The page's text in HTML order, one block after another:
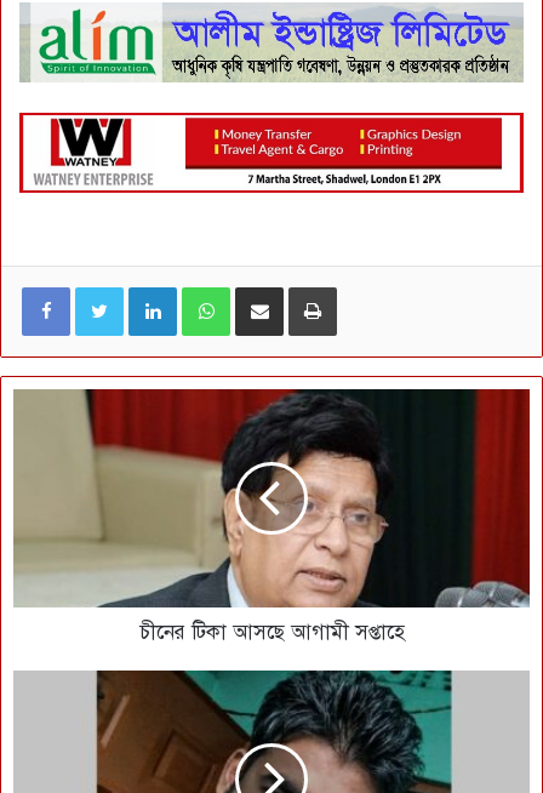
LinkedIn WhatsApp ই-মেইলে শেয়ার করুন
চীনের টিকা আসছে আগামী সপ্তাহে